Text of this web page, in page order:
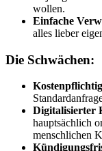
wollen.
Einfache
alles lieber
Die Schwächen:
Digitalisierter
hauptsächlich
menschlichen